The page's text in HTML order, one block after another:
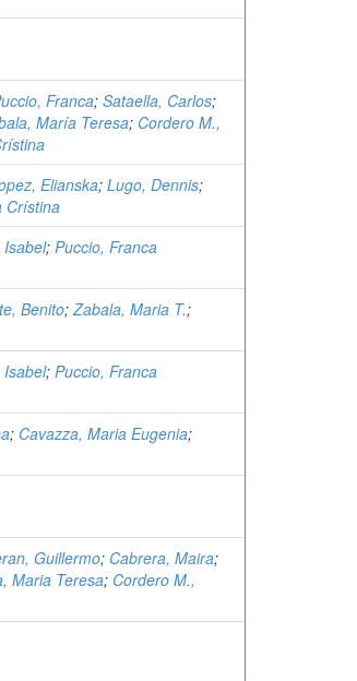
Franca; Sataella, Carlos;
María Teresa; Cordero M.,
Elianska; Lugo, Dennis;
Crístina
Isabel; Puccio, Franca
Benito;Zabala, Maria T.;
Isabel; Puccio, Franca
; Cavazza, Maria Eugenia;
Guillermo; Cabrera, Maira;
Maria Teresa; Cordero M.,